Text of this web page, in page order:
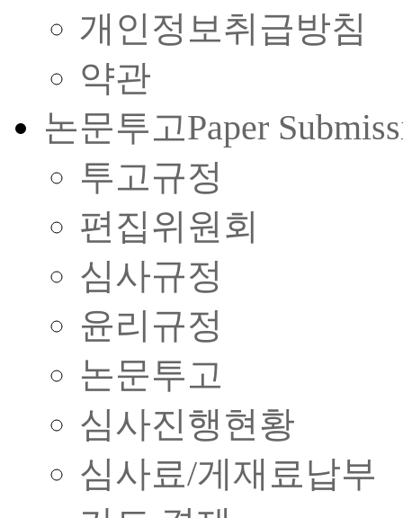
개인정보취급방침
약관
논문투고Paper
투고규정
편집위원회
심사규정
윤리규정
논문투고
심사진행현황
심사료/게재료납부